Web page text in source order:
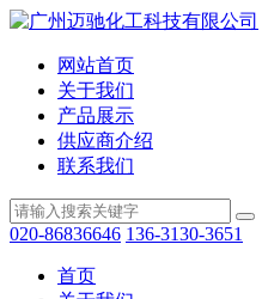
网站首页
关于我们
产品展示
供应商介绍
联系我们
020-86836646 136-3130-3651
首页